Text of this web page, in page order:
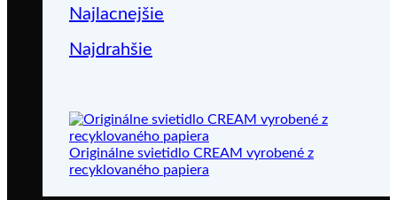
Najlacnejšie
Najdrahšie
Originálne svietidlo CREAM vyrobené z
recyklovaného papiera